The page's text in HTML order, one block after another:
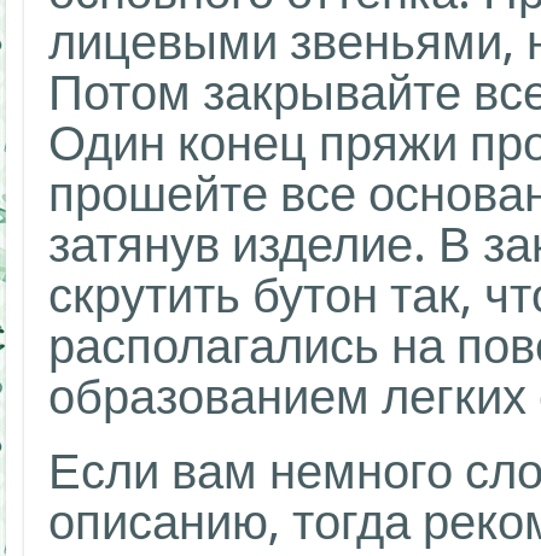
лицевыми звеньями,
Потом закрывайте
Один конец пряжи
прошейте все
затянув изделие. В
скрутить бутон так,
располагались на
образованием легких
Если вам немного
описанию, тогда